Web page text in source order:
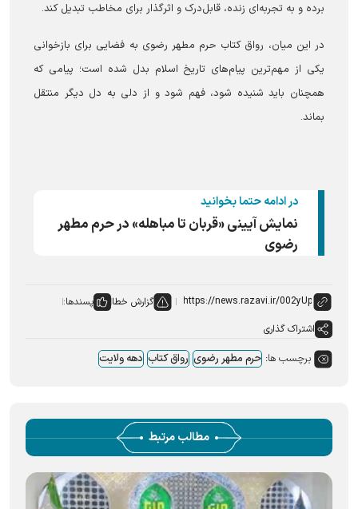
برده و به تجربه‌ای زنده، قابل‌درک و اثرگذار برای مخاطب تبدیل کند.
در این میان، رواق کتاب حرم مطهر رضوی به فضایی برای بازخوانی
یکی از مهم‌ترین پیام‌های تاریخ اسلام بدل شده است؛ پیامی که
همچنان باید شنیده شود، فهم شود و از دلی به دل دیگر منتقل
بماند.
در ادامه حتما بخوانید
نمایش آیینی «قربان تا مباهله» در حرم مطهر
رضوی
گزارش خطا
پسندها:
اشتراک گذاری
برچسب ها: حرم مطهر رضوی رواق کتاب دهه ولایت
مطالب مرتبط